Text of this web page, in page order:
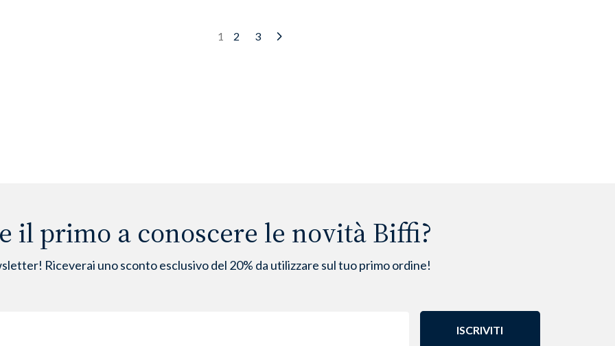
1 2 3
Next
il primo a conoscere le novità Biffi?
Riceverai uno sconto esclusivo del 20% da utilizzare sul tuo primo ordine!
ISCRIVITI